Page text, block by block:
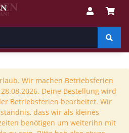
Wir machen Betriebsferien
Deine Bestellung wird
Betriebsferien bearbeitet. Wir
dass wir als kleines
benötigen um weiterihn mit